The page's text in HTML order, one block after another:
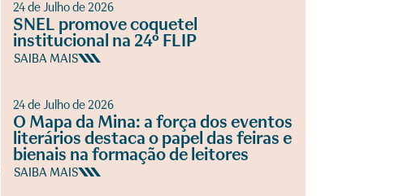
24 de Julho de 2026
SNEL promove coquetel
institucional na 24º FLIP
SAIBA MAIS
24 de Julho de 2026
O Mapa da Mina: a força dos eventos
literários destaca o papel das feiras e
bienais na formação de leitores
SAIBA MAIS